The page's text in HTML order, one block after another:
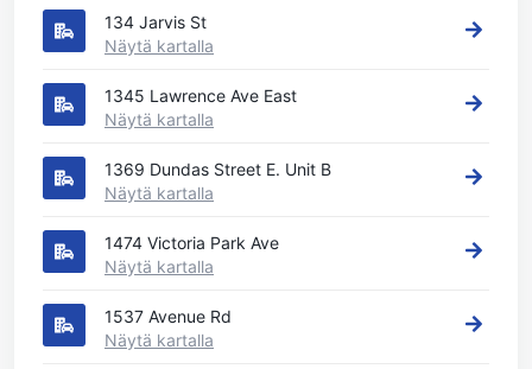
134 Jarvis St
Näytä kartalla
1345 Lawrence Ave East
Näytä kartalla
1369 Dundas Street E. Unit B
Näytä kartalla
1474 Victoria Park Ave
Näytä kartalla
1537 Avenue Rd
Näytä kartalla